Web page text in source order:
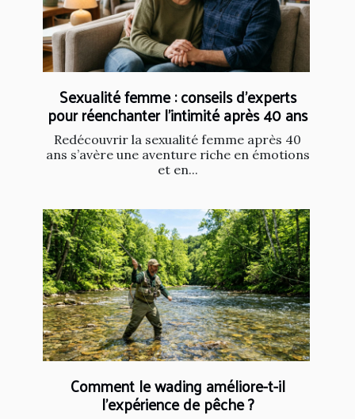
Sexualité femme : conseils d’experts
pour réenchanter l’intimité après 40 ans
Redécouvrir la sexualité femme après 40
ans s’avère une aventure riche en émotions
et en...
Comment le wading améliore-t-il
l'expérience de pêche ?